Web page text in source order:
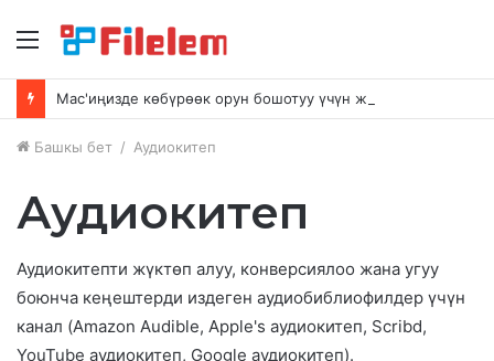
Меню
Башкы бет / Аудиокитеп
Аудиокитеп
Аудиокитепти жүктөп алуу, конверсиялоо жана угуу
боюнча кеңештерди издеген аудиобиблиофилдер үчүн
канал (Amazon Audible, Apple's аудиокитеп, Scribd,
YouTube аудиокитеп, Google аудиокитеп).